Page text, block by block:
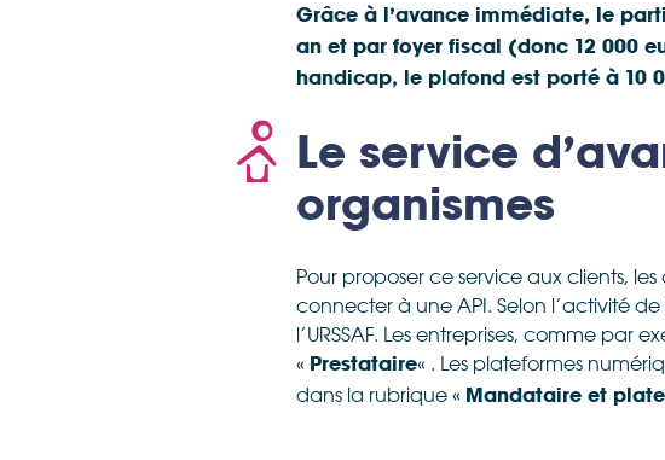
Grâce à l’avance immédiate, le
an et par foyer fiscal (donc 12 000
handicap, le plafond est porté à 10
Le service
organismes
Pour proposer ce service aux clients,
connecter à une API. Selon l’activité
l’URSSAF. Les entreprises, comme par
« Prestataire« . Les plateformes
dans la rubrique « Mandataire et